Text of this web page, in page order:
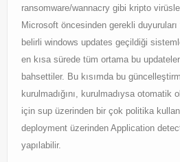
ransomware/wannacry gibi kripto
Microsoft öncesinden gerekli
belirli windows updates geçildiği
en kısa sürede tüm ortama bu
bahsettiler. Bu kısımda bu
kurulmadığını, kurulmadıysa otomatik
için sup üzerinden bir çok politika
deployment üzerinden Application
yapılabilir.